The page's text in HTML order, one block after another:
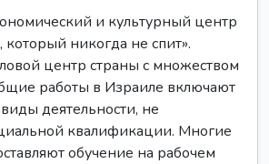
и культурный центр
который никогда не спит».
центр страны с множеством
работы в Израиле включают
деятельности, не
квалификации. Многие
обучение на рабочем